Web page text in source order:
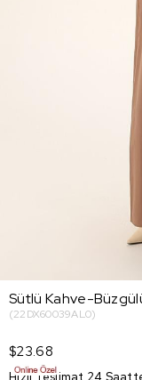
Sütlü Kahve-
(22DX60039AL0)
$23.68
Hızlı Teslimat 24